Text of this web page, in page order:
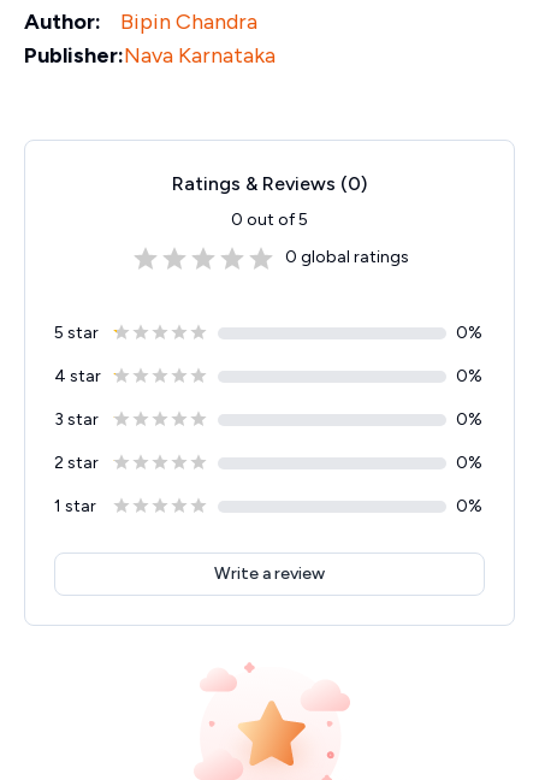
Author:
Bipin Chandra
Publisher:Nava Karnataka
Ratings & Reviews (0)
0 out of 5
0 global ratings
5 star 0%
4 star 0%
3 star 0%
2 star 0%
1 star 0%
Write a review